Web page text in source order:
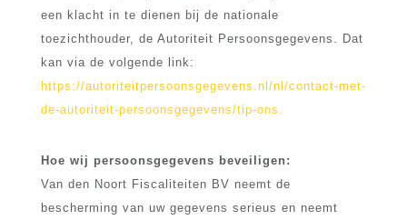
een klacht in te dienen bij de nationale
toezichthouder, de Autoriteit Persoonsgegevens. Dat
kan via de volgende link:
https://autoriteitpersoonsgegevens.nl/nl/contact-met-
de-autoriteit-persoonsgegevens/tip-ons.
Hoe wij persoonsgegevens beveiligen:
Van den Noort Fiscaliteiten BV neemt de
bescherming van uw gegevens serieus en neemt